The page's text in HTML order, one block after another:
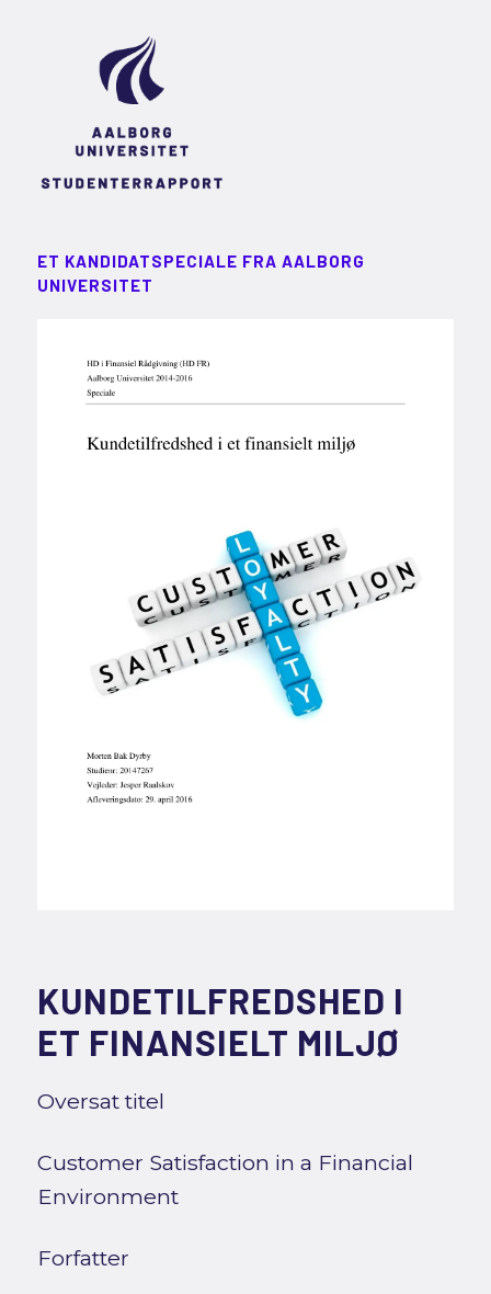
ET KANDIDATSPECIALE FRA AALBORG
UNIVERSITET
KUNDETILFREDSHED I
ET FINANSIELT MILJØ
Oversat titel
Customer Satisfaction in a Financial
Environment
Forfatter